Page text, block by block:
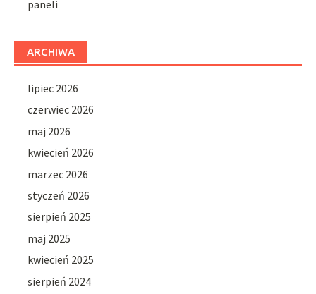
ARCHIWA
lipiec 2026
czerwiec 2026
maj 2026
kwiecień 2026
marzec 2026
styczeń 2026
sierpień 2025
maj 2025
kwiecień 2025
sierpień 2024